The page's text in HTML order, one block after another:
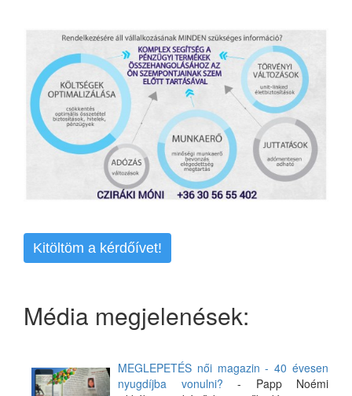
Kitöltöm a kérdőívet!
Média megjelenések:
MEGLEPETÉS női magazin - 40 évesen
nyugdíjba vonulni? - Papp Noémi